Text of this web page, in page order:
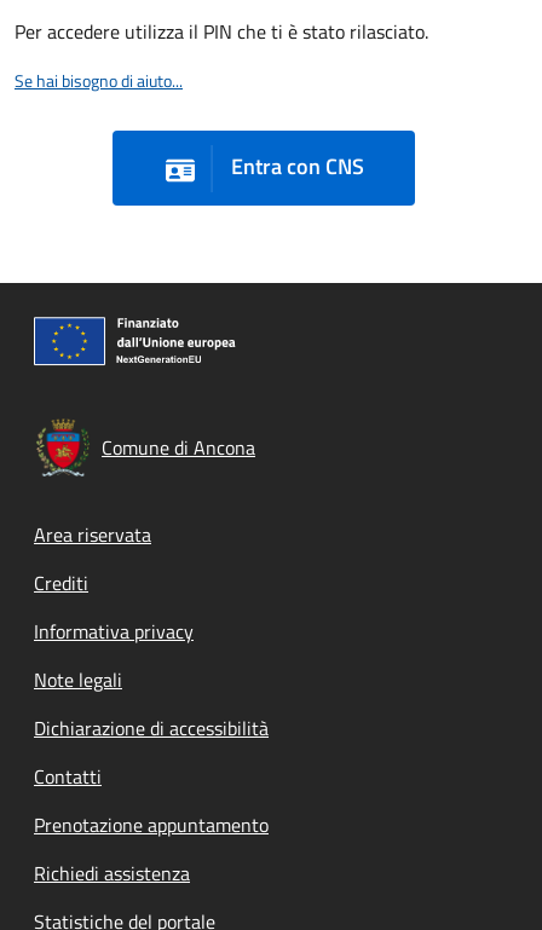
Per accedere utilizza il PIN che ti è stato rilasciato.
Se hai bisogno di aiuto...
Entra con CNS
Comune di Ancona
Footer menu
Area riservata
Crediti
Informativa privacy
Note legali
Dichiarazione di accessibilità
Contatti
Prenotazione appuntamento
Richiedi assistenza
Statistiche del portale